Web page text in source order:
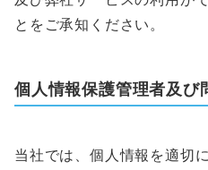
とをご承知ください。
個人情報保護管理者及び
当社では、個人情報を適切